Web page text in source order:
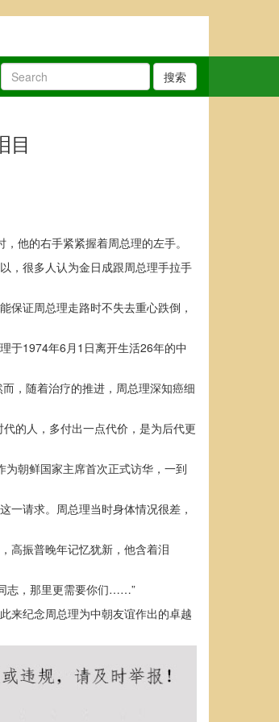
搜索
目
他的右手紧紧握着周总理的左手。
，很多人认为金日成跟周总理手拉手
保证周总理走路时不失去重心跌倒，
于1974年6月1日离开生活26年的中
，随着治疗的推进，周总理深知癌细
的人，多付出一点代价，是为后代更
朝鲜国家主席首次正式访华，一到
一请求。周总理当时身体情况很差，
高振普晚年记忆犹新，他含着泪
志，那里更需要你们……”
来纪念周总理为中朝友谊作出的卓越